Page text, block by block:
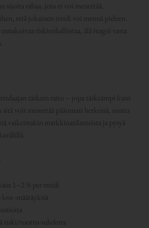
sijoita rahaa, jota et voi menettää.
että jokainen treidi voi mennä pieleen.
riskienhallintaa, älä reagoi vasta
tärkein taito – jopa tärkeämpi kuin
sitä voit menettää pääomasi hetkessä, mutta
vaikeistakin markkinatilanteista ja pysyä
1–2 % per treidi
-määräyksiä
riski/tuotto-suhdetta